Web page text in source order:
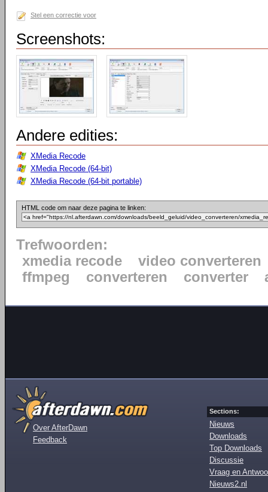
Stel een correctie voor
Screenshots:
Andere edities:
XMedia Recode
XMedia Recode (64-bit)
XMedia Recode (64-bit portable)
HTML code om naar deze pagina te linken:
Trefwoorden:
xmedia recode
video converteren
ffmpeg
converteren converter
Over AfterDawn
Feedback
Sections:
Nieuws
Downloads
Top Downloads
Discussie
Vraag en
Nieuws2.nl